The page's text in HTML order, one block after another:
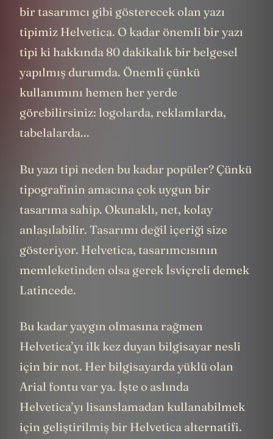
bir tasarımcı gibi gösterecek olan yazı
tipimiz Helvetica. O kadar önemli bir yazı
tipi ki hakkında 80 dakikalık bir belgesel
yapılmış durumda. Önemli çünkü
kullanımını hemen her yerde
görebilirsiniz: logolarda, reklamlarda,
tabelalarda...
Bu yazı tipi neden bu kadar popüler? Çünkü
tipografinin amacına çok uygun bir
tasarıma sahip. Okunaklı, net, kolay
anlaşılabilir. Tasarımı değil içeriği size
gösteriyor. Helvetica, tasarımcısının
memleketinden olsa gerek İsviçreli demek
Latincede.
Bu kadar yaygın olmasına rağmen
Helvetica’yı ilk kez duyan bilgisayar nesli
için bir not. Her bilgisayarda yüklü olan
Arial fontu var ya. İşte o aslında
Helvetica’yı lisanslamadan kullanabilmek
için geliştirilmiş bir Helvetica alternatifi.